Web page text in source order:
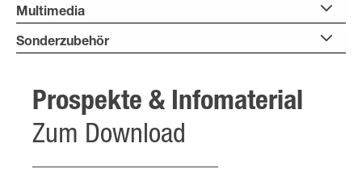
Multimedia
Sonderzubehör
Prospekte & Infomaterial
Zum Download